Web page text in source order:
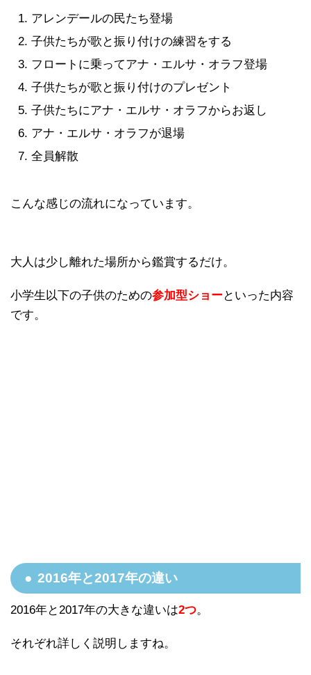
アレンデールの民たち登場
子供たちが歌と振り付けの練習をする
フロートに乗ってアナ・エルサ・オラフ登場
子供たちが歌と振り付けのプレゼント
子供たちにアナ・エルサ・オラフからお返し
アナ・エルサ・オラフが退場
全員解散
こんな感じの流れになっています。
大人は少し離れた場所から鑑賞するだけ。
小学生以下の子供のための参加型ショーといった内容
です。
2016年と2017年の違い
2016年と2017年の大きな違いは2つ。
それぞれ詳しく説明しますね。